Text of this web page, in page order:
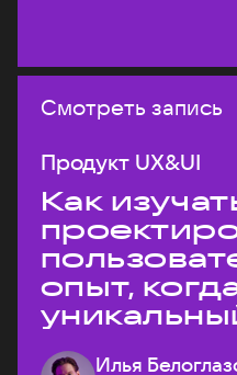
Смотреть запись
Продукт UX&UI
Как
опыт,
на рынке?
Илья